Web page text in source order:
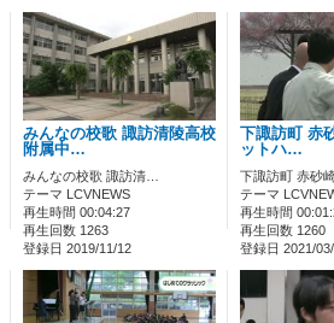
みんなの校歌 諏訪清陵高校
附属中…
みんなの校歌 諏訪清…
テーマ LCVNEWS
再生時間 00:04:27
再生回数 1263
登録日 2019/11/12
下諏訪町 赤
ットハ…
下諏訪町 赤砂
テーマ
再生時間
再生回数 1260
登録日 2021/03/